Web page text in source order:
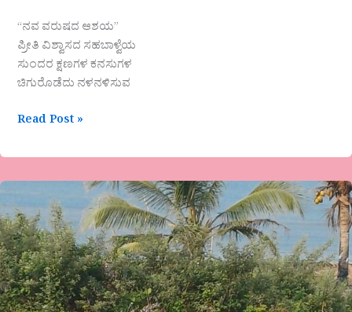
“ನವ ವರುಷದ ಆಶಯ”
ಪ್ರೀತಿ ವಿಶ್ವಾಸದ ಸಹಬಾಳ್ವೆಯ
ಸುಂದರ ಕ್ಷಣಗಳ ಕನಸುಗಳ
ಚಿಗುರೊಡೆದು ನಳನಳಿಸುವ
Read Post »
ಮೀನಾಕ್ಷಿ
ಪಾಟೀಲ್
ಅವರ
ಕವಿತೆ-“ಮಾತಿಗೆ
ಸಿಕ್ಕಾಗ
…”